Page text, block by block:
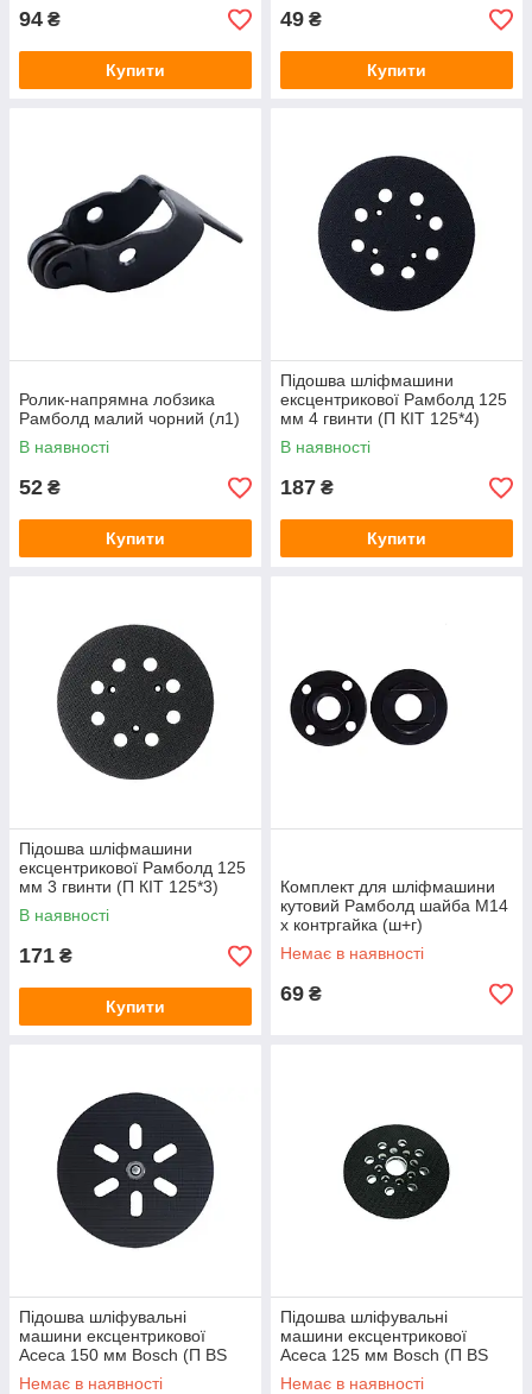
94 ₴
Купити
49 ₴
Купити
Ролик-напрямна лобзика
Рамболд малий чорний (л1)
В наявності
52 ₴
Купити
Підошва шліфмашини
ексцентрикової Рамболд 125
мм 4 гвинти (П КІТ 125*4)
В наявності
187 ₴
Купити
Підошва шліфмашини
ексцентрикової Рамболд 125
мм 3 гвинти (П КІТ 125*3)
В наявності
171 ₴
Купити
Комплект для шліфмашини
кутовий Рамболд шайба М14
x контргайка (ш+г)
Немає в наявності
69 ₴
Підошва шліфувальні
машини ексцентрикової
Асеса 150 мм Bosch (П BS
150)
Немає в наявності
Підошва шліфувальні
машини ексцентрикової
Асеса 125 мм Bosch (П BS
125)
Немає в наявності